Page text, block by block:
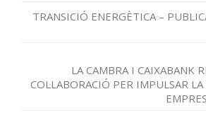
TRANSICIÓ ENERGÈTICA –
LA CAMBRA I CAIXABANK
COL·LABORACIÓ PER IMPULSAR